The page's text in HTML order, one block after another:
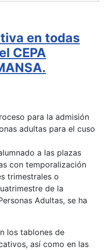
en todas
CEPA
para la admisión
adultas para el cuso
a las plazas
con temporalización
trimestrales o
de la
Adultas, se ha
los tablones de
así como en las